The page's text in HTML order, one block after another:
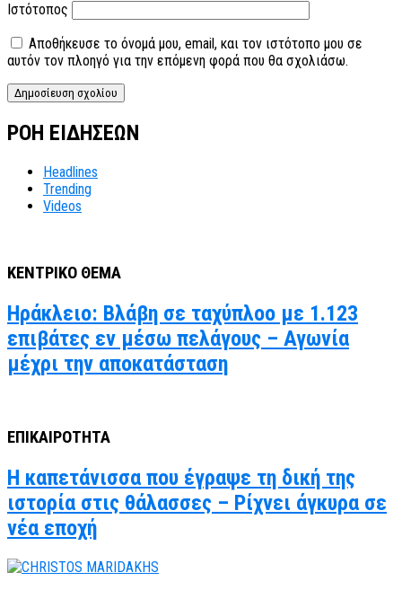
Ιστότοπος
Αποθήκευσε το όνομά μου, email, και τον ιστότοπο μου σε
αυτόν τον πλοηγό για την επόμενη φορά που θα σχολιάσω.
ΡΟΗ ΕΙΔΗΣΕΩΝ
Headlines
Trending
Videos
ΚΕΝΤΡΙΚΟ ΘΕΜΑ
Ηράκλειο: Βλάβη σε ταχύπλοο με 1.123
επιβάτες εν μέσω πελάγους – Αγωνία
μέχρι την αποκατάσταση
ΕΠΙΚΑΙΡΟΤΗΤΑ
Η καπετάνισσα που έγραψε τη δική της
ιστορία στις θάλασσες – Ρίχνει άγκυρα σε
νέα εποχή